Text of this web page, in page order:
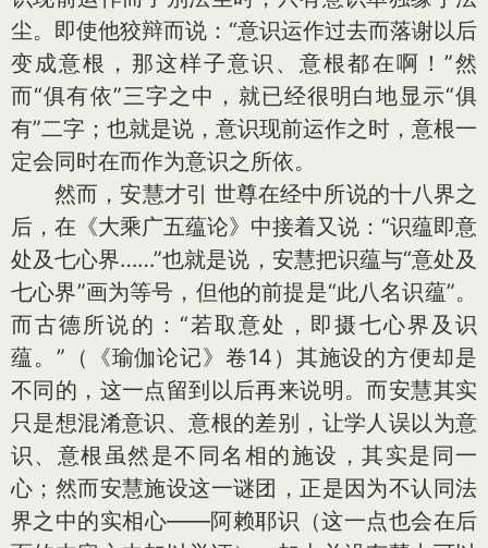
尘。即使他狡辩而说：“意识运作过去而落谢以后
变成意根，那这样子意识、意根都在啊！”然
而“俱有依”三字之中，就已经很明白地显示“俱
有”二字；也就是说，意识现前运作之时，意根一
定会同时在而作为意识之所依。
然而，安慧才引 世尊在经中所说的十八界之
后，在《大乘广五蕴论》中接着又说：“识蕴即意
处及七心界……”也就是说，安慧把识蕴与“意处及
七心界”画为等号，但他的前提是“此八名识蕴”。
而古德所说的：“若取意处，即摄七心界及识
蕴。”（《瑜伽论记》卷14）其施设的方便却是
不同的，这一点留到以后再来说明。而安慧其实
只是想混淆意识、意根的差别，让学人误以为意
识、意根虽然是不同名相的施设，其实是同一
心；然而安慧施设这一谜团，正是因为不认同法
界之中的实相心——阿赖耶识（这一点也会在后